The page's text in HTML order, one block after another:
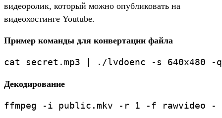
видеоролик, который можно опубликовать на
видеохостинге Youtube.
Пример команды для конвертации файла
cat secret.mp3 | ./lvdoenc -s
Декодирование
ffmpeg -i public.mkv -r 1 -f rawvideo -